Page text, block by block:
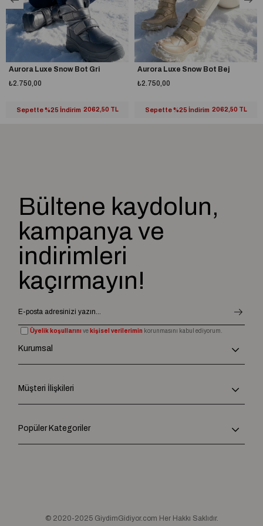
A plus kalite kusursuz işçilik
Aurora Luxe Snow Bot Gri
₺2.750,00
Sepette %25 İndirim 2062,50 TL
Aurora Luxe Snow Bot Bej
₺2.750,00
Sepette %25 İndirim 2062,50 TL
Bültene kaydolun,
kampanya ve
indirimleri
kaçırmayın!
Üyelik koşullarını ve kişisel verilerimin korunmasını kabul ediyorum.
Kurumsal
Müşteri İlişkileri
Popüler Kategoriler
© 2020-2025 GiydimGidiyor.com Her Hakkı Saklıdır.